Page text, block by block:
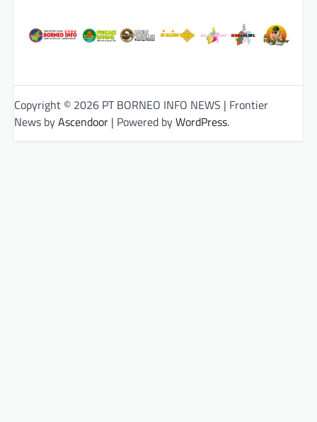
Copyright © 2026 PT BORNEO INFO NEWS | Frontier
News byAscendoor | Powered byWordPress.